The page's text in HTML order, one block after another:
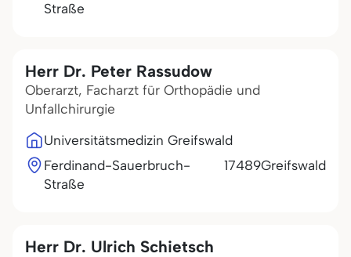
Straße
Herr Dr. Peter Rassudow
Oberarzt, Facharzt für Orthopädie und
Unfallchirurgie
Universitätsmedizin Greifswald
Ferdinand-Sauerbruch-
Straße
17489Greifswald
Herr Dr. Ulrich Schietsch